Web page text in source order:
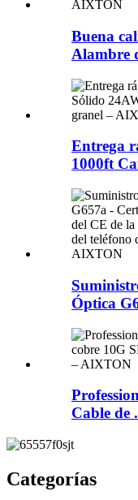
Buena
Alambre
Entrega
1000ft
Óptica
Cable de
Categorías